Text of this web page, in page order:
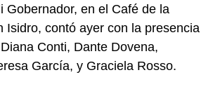
Gobernador, en el Café de la
Isidro, contó ayer con la presencia
Conti, Dante Dovena,
García, y Graciela Rosso.